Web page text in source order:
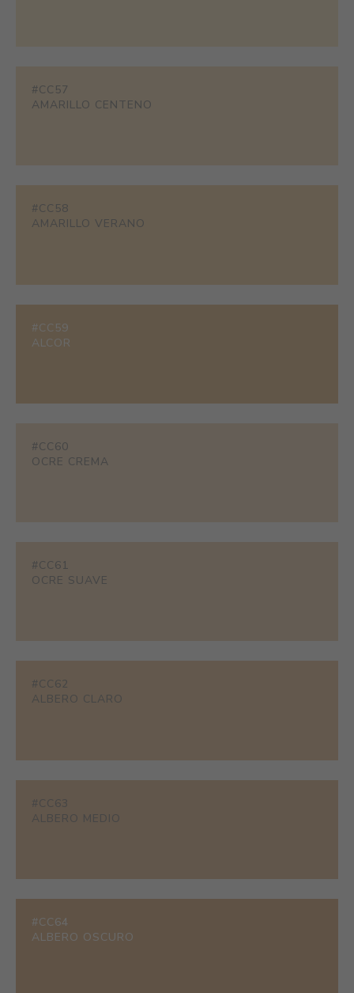
#CC57
AMARILLO CENTENO
#CC58
AMARILLO VERANO
#CC59
ALCOR
#CC60
OCRE CREMA
#CC61
OCRE SUAVE
#CC62
ALBERO CLARO
#CC63
ALBERO MEDIO
#CC64
ALBERO OSCURO